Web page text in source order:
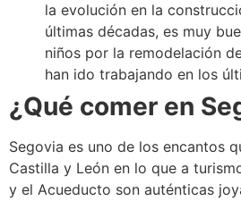
la evolución en la
últimas décadas, es muy
niños por la remodelación
han ido trabajando en los
¿Qué comer en
Segovia es uno de los encantos
Castilla y León en lo que a
y el Acueducto son auténticas